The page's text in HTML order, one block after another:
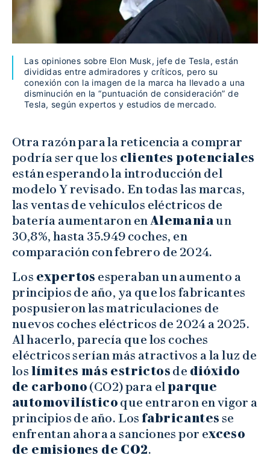
Las opiniones sobre Elon Musk, jefe de Tesla, están
divididas entre admiradores y críticos, pero su
conexión con la imagen de la marca ha llevado a una
disminución en la “puntuación de consideración” de
Tesla, según expertos y estudios de mercado.
Otra razón para la reticencia a comprar
podría ser que los clientes potenciales
están esperando la introducción del
modelo Y revisado. En todas las marcas,
las ventas de vehículos eléctricos de
batería aumentaron enAlemaniaun
30,8%, hasta 35.949 coches, en
comparación con febrero de 2024.
Los expertos esperaban un aumento a
principios de año, ya que los fabricantes
pospusieron las matriculaciones de
nuevos coches eléctricos de 2024 a 2025.
Al hacerlo, parecía que los coches
eléctricos serían más atractivos a la luz de
los límites más estrictos de dióxido
de carbono (CO2) para elparque
automovilístico que entraron en vigor a
principios de año. Losfabricantes se
enfrentan ahora a sanciones por exceso
de emisiones de CO2.